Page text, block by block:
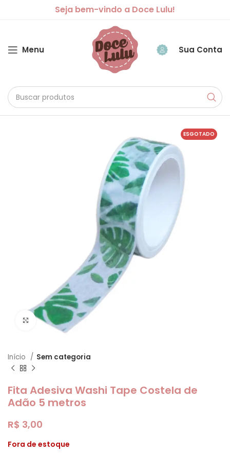
Seja bem-vindo a Doce Lulu!
Menu Sua Conta
ESGOTADO
Clique para ampliar
Início Sem categoria
Fita Adesiva Washi Tape Costela de
Adão 5 metros
R$ 3,00
Fora de estoque